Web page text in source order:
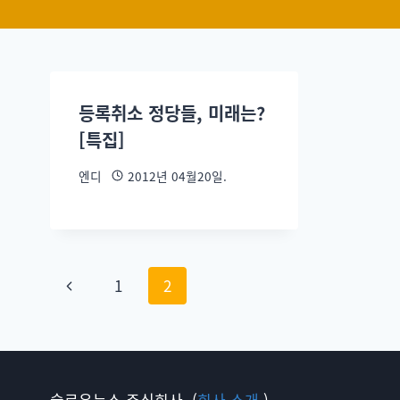
등록취소 정당들, 미래는?
[특집]
엔디 2012년 04월20일.
1 2